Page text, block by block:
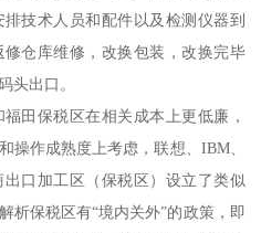
技术人员和配件以及检测仪器到
仓库维修，改换包装，改换完毕
头出口。
田保税区在相关成本上更低廉，
操作成熟度上考虑，联想、IBM、
口加工区（保税区）设立了类似
析保税区有“境内关外”的政策，即